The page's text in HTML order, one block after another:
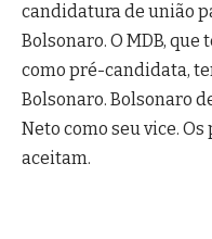
candidatura de união
Bolsonaro. O MDB, que
como pré-candidata,
Bolsonaro. Bolsonaro
Neto como seu vice.
aceitam.